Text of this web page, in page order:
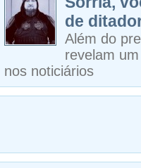
de
Além do
revelam
nos noticiários